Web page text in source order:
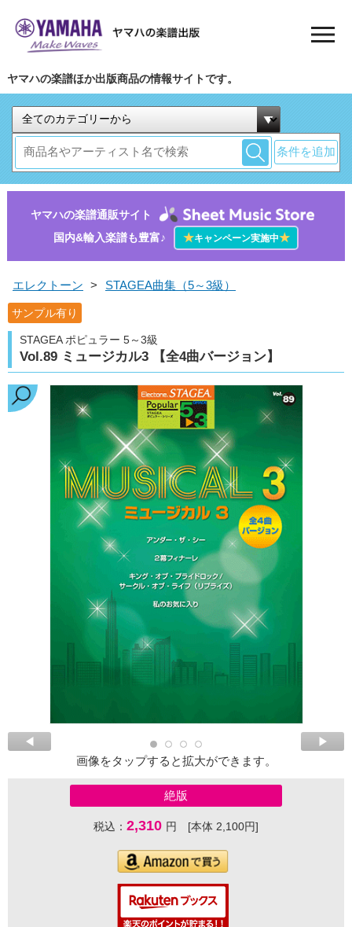
ヤマハの楽譜ほか出版商品の情報サイトです。
条件を追加
ヤマハの楽譜通販サイト
国内&輸入楽譜も豊富♪
★キャンペーン実施中★
エレクトーン > STAGEA曲集（5～3級）
サンプル有り
STAGEA ポピュラー 5～3級
Vol.89 ミュージカル3 【全4曲バージョン】
画像をタップすると拡大ができます。
絶版
税込： 2,310 円 [本体 2,100円]